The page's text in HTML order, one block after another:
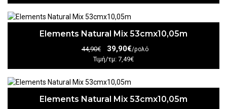
Elements Natural Mix 53cmx10,05m
44,90€ 39,90€/ρολό
Τιμή/τμ: 7,49€
Elements Natural Mix 53cmx10,05m